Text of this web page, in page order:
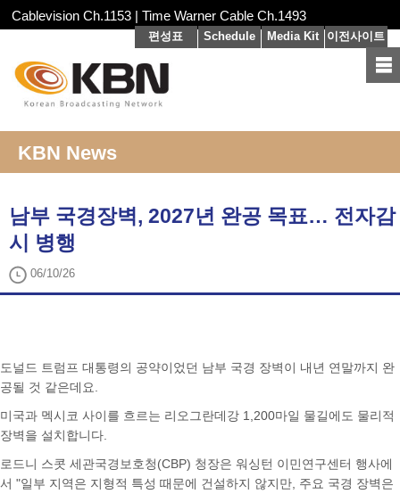
Cablevision Ch.1153 | Time Warner Cable Ch.1493
편성표 Schedule Media Kit 이전사이트
KBN News
남부 국경장벽, 2027년 완공 목표… 전자감
시 병행
06/10/26
도널드 트럼프 대통령의 공약이었던 남부 국경 장벽이 내년 연말까지 완
공될 것 같은데요.
미국과 멕시코 사이를 흐르는 리오그란데강 1,200마일 물길에도 물리적
장벽을 설치합니다.
로드니 스콧 세관국경보호청(CBP) 청장은 워싱턴 이민연구센터 행사에
서 "일부 지역은 지형적 특성 때문에 건설하지 않지만, 주요 국경 장벽은